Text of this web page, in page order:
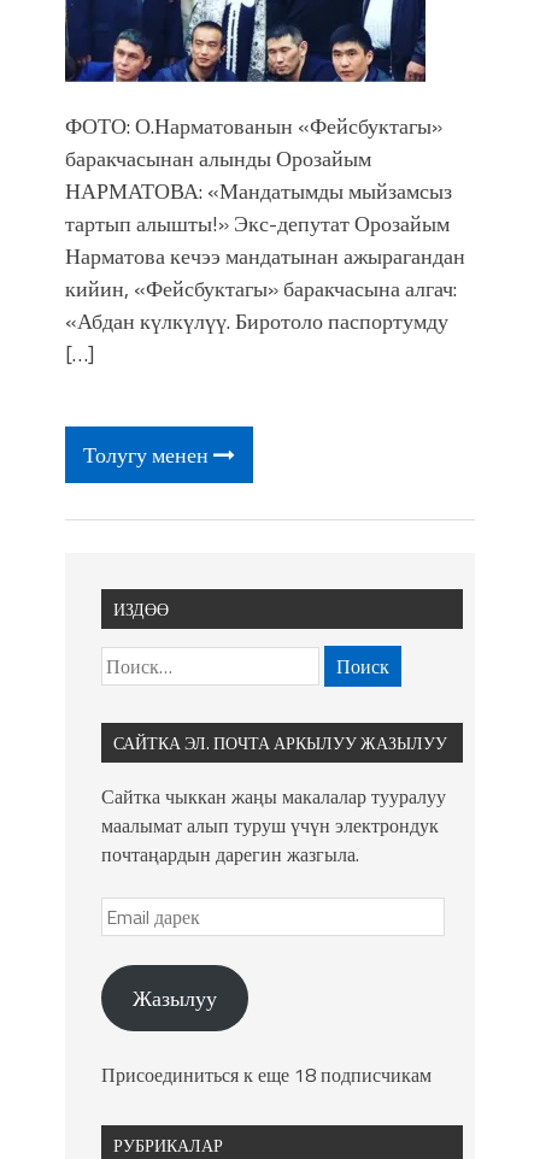
ФОТО: О.Нарматованын «Фейсбуктагы»
баракчасынан алынды Орозайым
НАРМАТОВА: «Мандатымды мыйзамсыз
тартып алышты!» Экс-депутат Орозайым
Нарматова кечээ мандатынан ажырагандан
кийин, «Фейсбуктагы» баракчасына алгач:
«Абдан күлкүлүү. Биротоло паспортумду
[…]
Толугу менен
ИЗДӨӨ
САЙТКА ЭЛ. ПОЧТА АРКЫЛУУ ЖАЗЫЛУУ
Сайтка чыккан жаңы макалалар тууралуу
маалымат алып туруш үчүн электрондук
почтаңардын дарегин жазгыла.
Жазылуу
Присоединиться к еще 18 подписчикам
РУБРИКАЛАР